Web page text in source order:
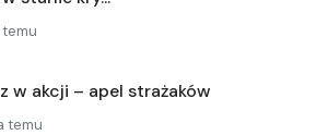
temu
w akcji – apel strażaków
temu